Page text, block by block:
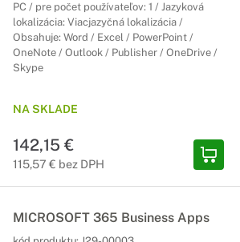
PC / pre počet používateľov: 1 / Jazyková
lokalizácia: Viacjazyčná lokalizácia /
Obsahuje: Word / Excel / PowerPoint /
OneNote / Outlook / Publisher / OneDrive /
Skype
NA SKLADE
142,15 €
115,57 € bez DPH
MICROSOFT 365 Business Apps